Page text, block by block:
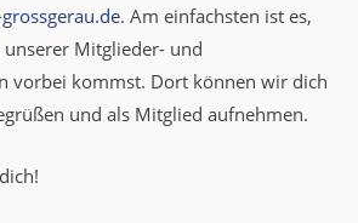
. Am einfachsten ist es,
Mitglieder- und
vorbei kommst. Dort können wir dich
und als Mitglied aufnehmen.